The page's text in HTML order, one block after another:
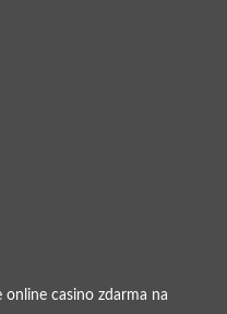
online casino zdarma na